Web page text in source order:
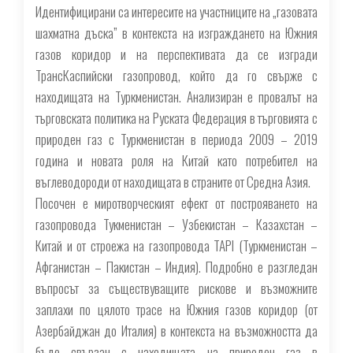
Идентифицирани са интересите на участниците на „газовата
шахматна дъска” в контекста на изграждането на Южния
газов коридор и на перспективата да се изгради
ТрансКаспийски газопровод, който да го свърже с
находищата на Туркменистан. Анализиран е провалът на
търговската политика на Руската Федерация в търговията с
природен газ с Туркменистан в периода 2009 – 2019
година и новата роля на Китай като потребител на
въглеводороди от находищата в страните от Средна Азия.
Посочен е миротворческият ефект от построяването на
газопровода Тукменистан – Узбекистан – Казахстан –
Китай и от строежа на газопровода TAPI (Туркменистан –
Афганистан – Пакистан – Индия). Подробно е разгледан
въпросът за съществуващите рискове и възможните
заплахи по цялото трасе на Южния газов коридор (от
Азербайджан до Италия) в контекста на възможността да